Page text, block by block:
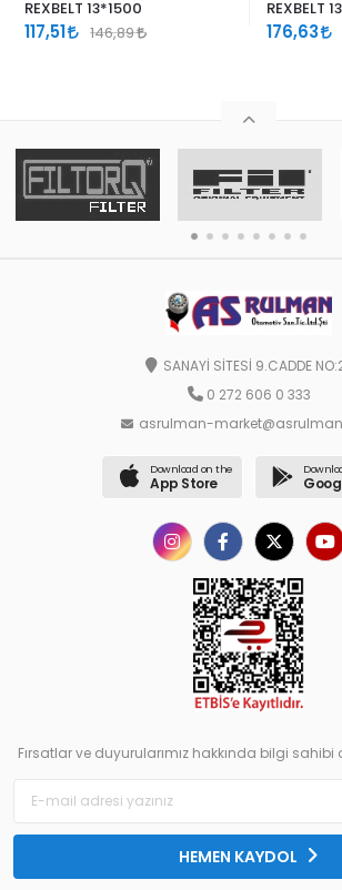
REXBELT 13*1500
117,51 146,89
REXBELT
176,63
SANAYİ SİTESİ 9.CADDE
0 272 606 0 333
asrulman-
Download on the
App Store
Fırsatlar ve duyurularımız hakkında bilgi
HEMEN KAYDOL